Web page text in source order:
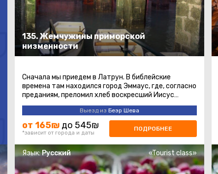
135. Жемчужины приморской
низменности
Сначала мы приедем в Латрун. В библейские
времена там находился город Эммаус, где, согласно
преданиям, преломил хлеб воскресший Иисус
Христос. Посетим и магазин знаменитых ...
Выезд из Беэр Шева
от 165₪ до 545₪
*зависит от города и даты
ПОДРОБНЕЕ
Язык:Русский «Tourist class»